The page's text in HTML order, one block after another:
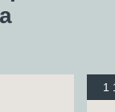
1